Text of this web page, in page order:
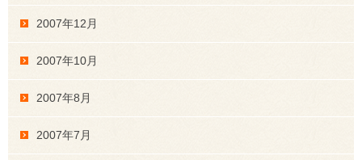
2007年12月
2007年10月
2007年8月
2007年7月